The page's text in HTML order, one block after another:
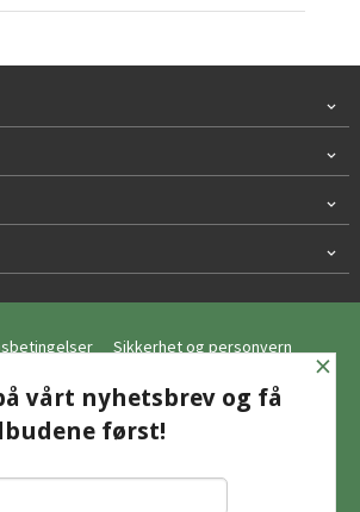
Sikkerhet og personvern
Nyhetsbrev
Hagemo Jakt og Friluft AS
×
vårt nyhetsbrev og få
først!